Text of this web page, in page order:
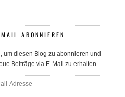
ABONNIEREN
um diesen Blog zu abonnieren und
Beiträge via E-Mail zu erhalten.